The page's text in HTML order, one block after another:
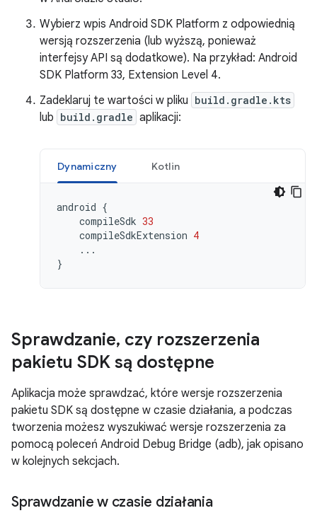
Wybierz wpis Android SDK Platform z odpowiednią
wersją rozszerzenia (lub wyższą, ponieważ
interfejsy API są dodatkowe). Na przykład: Android
SDK Platform 33, Extension Level 4.
Zadeklaruj te wartości w pliku build.gradle.kts
lub build.gradle aplikacji:
Dynamiczny Kotlin
android {
compileSdk 33
compileSdkExtension 4
...
}
Sprawdzanie, czy rozszerzenia
pakietu SDK są dostępne
Aplikacja może sprawdzać, które wersje rozszerzenia
pakietu SDK są dostępne w czasie działania, a podczas
tworzenia możesz wyszukiwać wersje rozszerzenia za
pomocą poleceń Android Debug Bridge (adb), jak opisano
w kolejnych sekcjach.
Sprawdzanie w czasie działania